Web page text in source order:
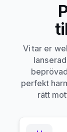
Vi tar er
perfekt
rätt